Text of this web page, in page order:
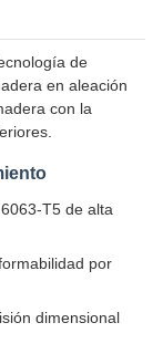
de
en aleación
con la
T5 de alta
por
dimensional